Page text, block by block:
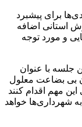
برای پیشبرد
استانی اضافه
و مورد توجه
جلسه با عنوان
بی بضاعت معلول
مهم اقدام کنند
شهرداری‌ها خواهد